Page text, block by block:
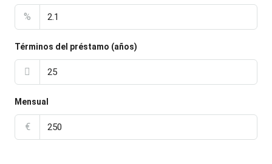
%
Términos del préstamo (años)
Mensual
€